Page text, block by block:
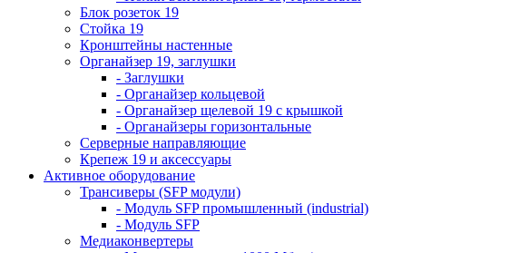
Блок розеток 19
Стойка 19
Кронштейны настенные
Органайзер 19, заглушки
- Заглушки
- Органайзер кольцевой
- Органайзер щелевой 19 с крышкой
- Органайзеры горизонтальные
Серверные направляющие
Крепеж 19 и аксессуары
Активное оборудование
Трансиверы (SFP модули)
- Модуль SFP промышленный (industrial)
- Модуль SFP
Медиаконвертеры